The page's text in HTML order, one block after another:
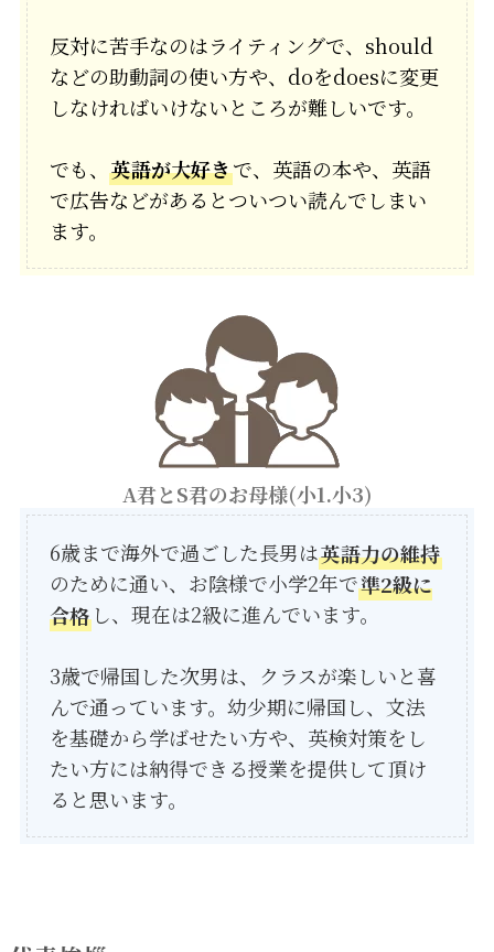
反対に苦手なのはライティングで、should
などの助動詞の使い方や、doをdoesに変更
しなければいけないところが難しいです。
でも、 英語が大好きで、英語の本や、英語
で広告などがあるとついつい読んでしまい
ます。
A君とS君のお母様(小1.小3)
6歳まで海外で過ごした長男は英語力の維持
のために通い、お陰様で小学2年で準2級に
合格し、現在は2級に進んでいます。
3歳で帰国した次男は、クラスが楽しいと喜
んで通っています。幼少期に帰国し、文法
を基礎から学ばせたい方や、英検対策をし
たい方には納得できる授業を提供して頂け
ると思います。